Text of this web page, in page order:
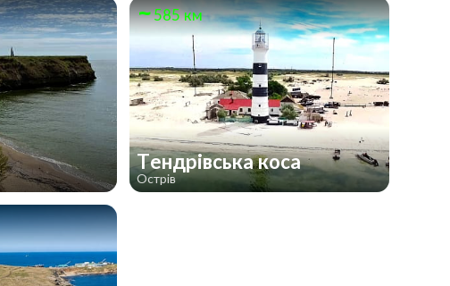
585 км
Тендрівська коса
Острів